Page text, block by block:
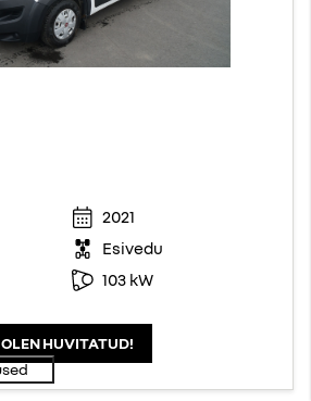
2021
Esivedu
103 kW
OLEN HUVITATUD!